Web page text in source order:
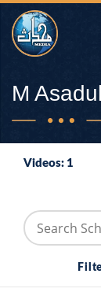
M
Videos: 1